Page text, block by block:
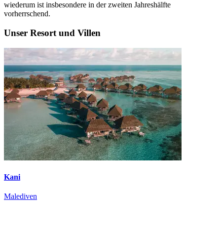
wiederum ist insbesondere in der zweiten Jahreshälfte
vorherrschend.
Unser Resort und Villen
Kani
Malediven